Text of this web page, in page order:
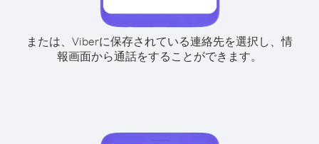
または、Viberに保存されている連絡先を選択し、情
報画面から通話をすることができます。